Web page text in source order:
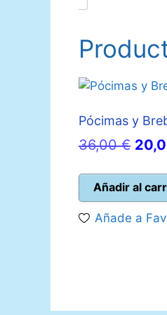
Pócimas y
36,00€ El
era:
Añadir al
Añade a